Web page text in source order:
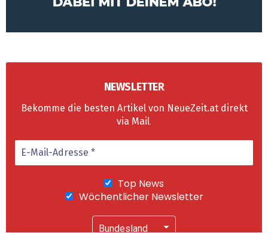
NEWSLETTER
Bekomme die besten Artikel von NeueZeit.at direkt
via Mail.
Top News
Wöchentlicher Newsletter